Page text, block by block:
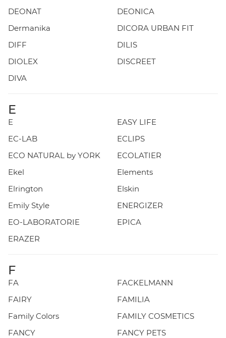
DEONAT
DEONICA
Dermanika
DICORA URBAN FIT
DIFF
DILIS
DIOLEX
DISCREET
DIVA
E
E
EASY LIFE
EC-LAB
ECLIPS
ECO NATURAL by YORK
ECOLATIER
Ekel
Elements
Elrington
Elskin
Emily Style
ENERGIZER
EO-LABORATORIE
EPICA
ERAZER
F
FA
FACKELMANN
FAIRY
FAMILIA
Family Colors
FAMILY COSMETICS
FANCY
FANCY PETS